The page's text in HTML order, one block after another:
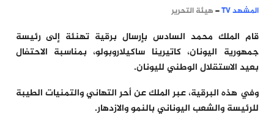
المشهد TV –هيئة التحرير
قام الملك محمد السادس بإرسال برقية تهنئة إلى رئيسة
جمهورية اليونان، كاتيرينا ساكيلاروبولو، بمناسبة الاحتفال
بعيد الاستقلال الوطني لليونان.
وفي هذه البرقية، عبر الملك عن أحر التهاني والتمنيات الطيبة
للرئيسة والشعب اليوناني بالنمو والازدهار.